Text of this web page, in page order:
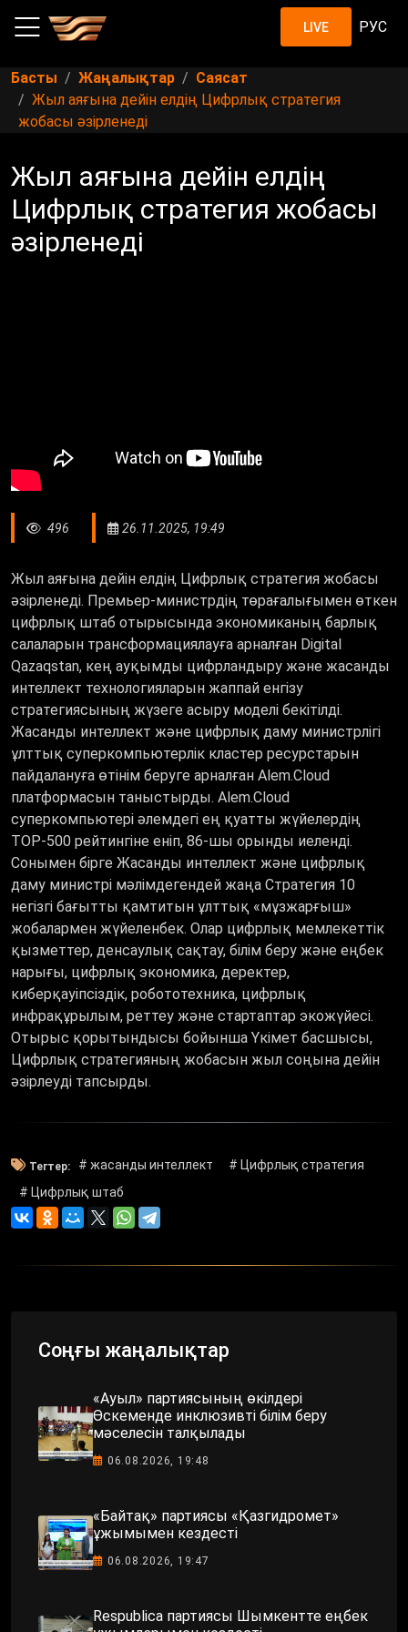
LIVE РУС
Басты Жаңалықтар
Саясат
Жыл аяғына дейін елдің Цифрлық стратегия
жобасы әзірленеді
Жыл аяғына дейін елдің
Цифрлық стратегия жобасы
әзірленеді
496 26.11.2025, 19:49
Жыл аяғына дейін елдің Цифрлық стратегия жобасы
әзірленеді. Премьер-министрдің төрағалығымен өткен
цифрлық штаб отырысында экономиканың барлық
салаларын трансформациялауға арналған Digital
Qazaqstan, кең ауқымды цифрландыру және жасанды
интеллект технологияларын жаппай енгізу
стратегиясының жүзеге асыру моделі бекітілді.
Жасанды интеллект және цифрлық даму министрлігі
ұлттық суперкомпьютерлік кластер ресурстарын
пайдалануға өтінім беруге арналған Alem.Cloud
платформасын таныстырды. Alem.Cloud
суперкомпьютері әлемдегі ең қуатты жүйелердің
TOP-500 рейтингіне еніп, 86-шы орынды иеленді.
Сонымен бірге Жасанды интеллект және цифрлық
даму министрі мәлімдегендей жаңа Стратегия 10
негізгі бағытты қамтитын ұлттық «мұзжарғыш»
жобалармен жүйеленбек. Олар цифрлық мемлекеттік
қызметтер, денсаулық сақтау, білім беру және еңбек
нарығы, цифрлық экономика, деректер,
киберқауіпсіздік, робототехника, цифрлық
инфрақұрылым, реттеу және стартаптар экожүйесі.
Отырыс қорытындысы бойынша Үкімет басшысы,
Цифрлық стратегияның жобасын жыл соңына дейін
әзірлеуді тапсырды.
Тегтер: # жасанды интеллект
# Цифрлық стратегия
# Цифрлық штаб
Соңғы жаңалықтар
«Ауыл» партиясының өкілдері
Өскеменде инклюзивті білім беру
мәселесін талқылады
06.08.2026, 19:48
«Байтақ» партиясы «Қазгидромет»
ұжымымен кездесті
06.08.2026, 19:47
Respublica партиясы Шымкентте еңбек